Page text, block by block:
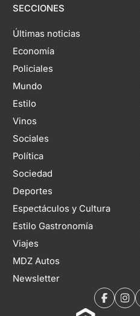
SECCIONES
Últimas noticias
Economía
Policiales
Mundo
Estilo
Vinos
Sociales
Política
Sociedad
Deportes
Espectáculos y Cultura
Estilo Gastronomía
Viajes
MDZ Autos
Newsletter